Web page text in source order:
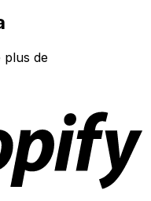
plus de